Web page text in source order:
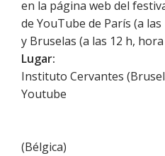
en la página web del
de YouTube de París (a
y Bruselas (a las 12 h, hora
Lugar:
Instituto Cervantes
Youtube
(Bélgica)